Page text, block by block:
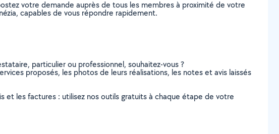
votre demande auprès de tous les membres à proximité de votre
capables de vous répondre rapidement.
particulier ou professionnel, souhaitez-vous ?
proposés, les photos de leurs réalisations, les notes et avis laissés
et les factures : utilisez nos outils gratuits à chaque étape de votre